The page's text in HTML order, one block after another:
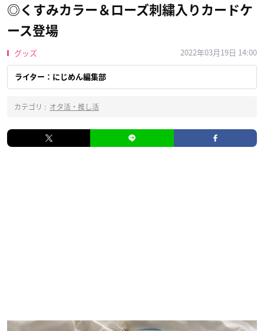
◎くすみカラー＆ローズ刺繍入りカードケ
ース登場
グッズ 2022年03月19日 14:00
ライター：にじめん編集部
カテゴリ : オタ活・推し活